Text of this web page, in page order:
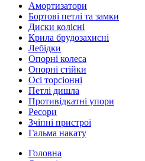
Амортизатори
Бортові петлі та замки
Диски колісні
Крила брудозахисні
Лебідки
Опорні колеса
Опорні стійки
Осі торсіонні
Петлі дишла
Противідкатні упори
Ресори
Зчіпні пристрої
Гальма накату
Головна